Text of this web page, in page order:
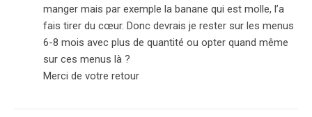
manger mais par exemple la banane qui est molle, l’a
fais tirer du cœur. Donc devrais je rester sur les menus
6-8 mois avec plus de quantité ou opter quand même
sur ces menus là ?
Merci de votre retour